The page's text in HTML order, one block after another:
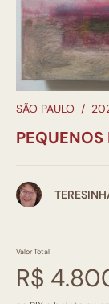
SÃO PAULO /
Valor Total
R$